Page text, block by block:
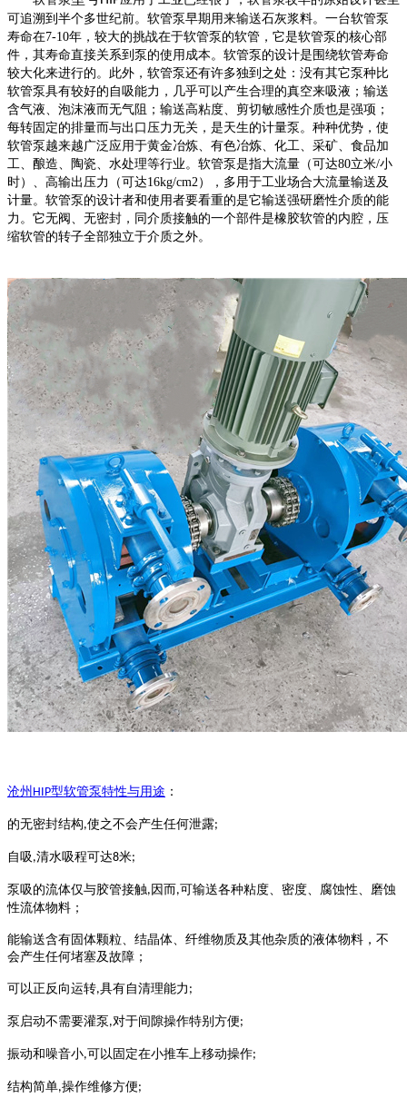
可追溯到半个多世纪前。软管泵早期用来输送石灰浆料。一台软管泵
寿命在7-10年，较大的挑战在于软管泵的软管，它是软管泵的核心部
件，其寿命直接关系到泵的使用成本。软管泵的设计是围绕软管寿命
较大化来进行的。此外，软管泵还有许多独到之处：没有其它泵种比
软管泵具有较好的自吸能力，几乎可以产生合理的真空来吸液；输送
含气液、泡沫液而无气阻；输送高粘度、剪切敏感性介质也是强项；
每转固定的排量而与出口压力无关，是天生的计量泵。种种优势，使
软管泵越来越广泛应用于黄金冶炼、有色冶炼、化工、采矿、食品加
工、酿造、陶瓷、水处理等行业。软管泵是指大流量（可达80立米/小
时）、高输出压力（可达16kg/cm2），多用于工业场合大流量输送及
计量。软管泵的设计者和使用者要看重的是它输送强研磨性介质的能
力。它无阀、无密封，同介质接触的一个部件是橡胶软管的内腔，压
缩软管的转子全部独立于介质之外。
沧州 HIP型软管泵特性与用途 ：
的无密封结构,使之不会产生任何泄露;
自吸 ,清水吸程可达8米;
泵吸的流体仅与胶管接触, 因而 ,可输送各种粘度、密度、腐蚀性、磨蚀
性流体物料；
能输送含有固体颗粒、结晶体、纤维物质及其他杂质的液体物料，不
会产生任何堵塞及故障；
可以正反向运转,具有自清理能力 ;
泵启动不需要灌泵 ,对于间隙操作特别方便;
振动和噪音小,可以固定在小推车上移动操作;
结构简单,操作维修方便;